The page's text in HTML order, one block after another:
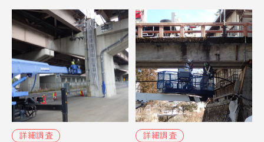
詳細調査
詳細調査